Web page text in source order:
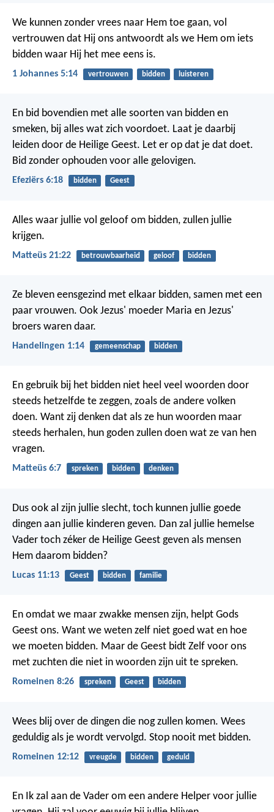
We kunnen zonder vrees naar Hem toe gaan, vol
vertrouwen dat Hij ons antwoordt als we Hem om iets
bidden waar Hij het mee eens is.
1 Johannes 5:14 vertrouwen bidden luisteren
En bid bovendien met alle soorten van bidden en
smeken, bij alles wat zich voordoet. Laat je daarbij
leiden door de Heilige Geest. Let er op dat je dat doet.
Bid zonder ophouden voor alle gelovigen.
Efeziërs 6:18 bidden Geest
Alles waar jullie vol geloof om bidden, zullen jullie
krijgen.
Matteüs 21:22 betrouwbaarheid geloof bidden
Ze bleven eensgezind met elkaar bidden, samen met een
paar vrouwen. Ook Jezus' moeder Maria en Jezus'
broers waren daar.
Handelingen 1:14 gemeenschap bidden
En gebruik bij het bidden niet heel veel woorden door
steeds hetzelfde te zeggen, zoals de andere volken
doen. Want zij denken dat als ze hun woorden maar
steeds herhalen, hun goden zullen doen wat ze van hen
vragen.
Matteüs 6:7 spreken bidden denken
Dus ook al zijn jullie slecht, toch kunnen jullie goede
dingen aan jullie kinderen geven. Dan zal jullie hemelse
Vader toch zéker de Heilige Geest geven als mensen
Hem daarom bidden?
Lucas 11:13 Geest bidden familie
En omdat we maar zwakke mensen zijn, helpt Gods
Geest ons. Want we weten zelf niet goed wat en hoe
we moeten bidden. Maar de Geest bidt Zelf voor ons
met zuchten die niet in woorden zijn uit te spreken.
Romeinen 8:26 spreken Geest bidden
Wees blij over de dingen die nog zullen komen. Wees
geduldig als je wordt vervolgd. Stop nooit met bidden.
Romeinen 12:12 vreugde bidden geduld
En Ik zal aan de Vader om een andere Helper voor jullie